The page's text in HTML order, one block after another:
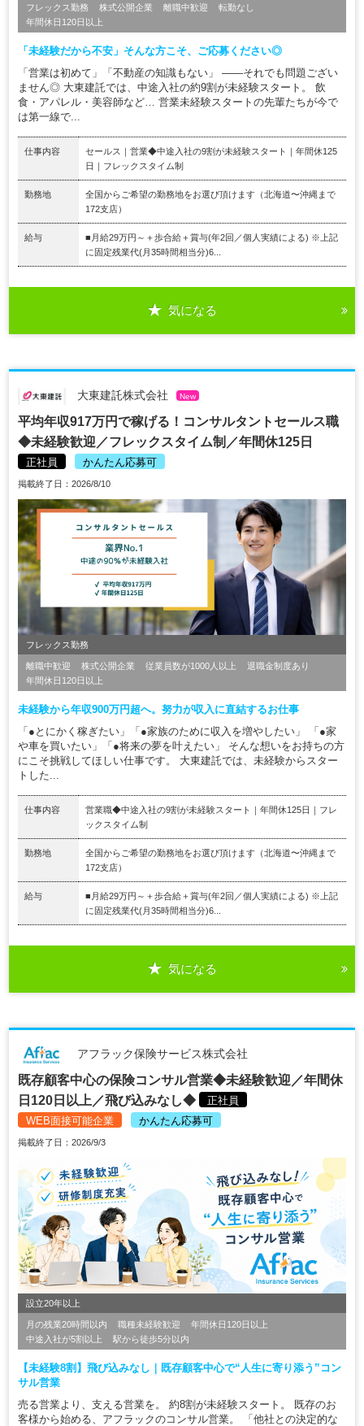
フレックス勤務 株式公開企業 離職中歓迎
転勤なし
年間休日120日以上
「未経験だから不安」そんな方こそ、ご応募ください◎
「営業は初めて」「不動産の知識もない」 ——それでも問題ござい
ません◎ 大東建託では、中途入社の約9割が未経験スタート。 飲
食・アパレル・美容師など… 営業未経験スタートの先輩たちが今で
は第一線で...
仕事内容
セールス｜営業◆中途入社の9割が未経験スタート｜年間休125
日｜フレックスタイム制
勤務地
全国からご希望の勤務地をお選び頂けます（北海道〜沖縄まで
172支店）
給与
■月給29万円～＋歩合給＋賞与(年2回／個人実績による) ※上記
に固定残業代(月35時間相当分)6...
気になる
大東建託株式会社 New
平均年収917万円で稼げる！コンサルタントセールス職
◆未経験歓迎／フレックスタイム制／年間休125日
正社員 かんたん応募可
掲載終了日：2026/8/10
フレックス勤務
離職中歓迎 株式公開企業 従業員数が1000人以上
退職金制度あり
年間休日120日以上
未経験から年収900万円超へ。努力が収入に直結するお仕事
「●とにかく稼ぎたい」「●家族のために収入を増やしたい」 「●家
や車を買いたい」「●将来の夢を叶えたい」 そんな想いをお持ちの方
にこそ挑戦してほしい仕事です。 大東建託では、未経験からスター
トした...
仕事内容
営業職◆中途入社の9割が未経験スタート｜年間休125日｜フレ
ックスタイム制
勤務地
全国からご希望の勤務地をお選び頂けます（北海道〜沖縄まで
172支店）
給与
■月給29万円～＋歩合給＋賞与(年2回／個人実績による) ※上記
に固定残業代(月35時間相当分)6...
気になる
アフラック保険サービス株式会社
既存顧客中心の保険コンサル営業◆未経験歓迎／年間休
日120日以上／飛び込みなし◆
正社員
WEB面接可能企業
かんたん応募可
掲載終了日：2026/9/3
設立20年以上
月の残業20時間以内 職種未経験歓迎
年間休日120日以上
中途入社が5割以上
駅から徒歩5分以内
【未経験8割】飛び込みなし｜既存顧客中心で“人生に寄り添う”コン
サル営業
売る営業より、支える営業を。 約8割が未経験スタート。 既存のお
客様から始める、アフラックのコンサル営業。 「他社との決定的な